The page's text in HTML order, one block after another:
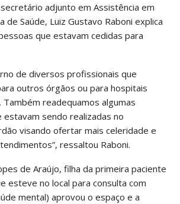
adjunto em Assistência em
de Saúde, Luiz Gustavo Raboni explica
que estavam cedidas para
de diversos profissionais que
outros órgãos ou para hospitais
Também readequamos algumas
estavam sendo realizadas no
visando ofertar mais celeridade e
ressaltou Raboni.
de Araújo, filha da primeira paciente
esteve no local para consulta com
mental) aprovou o espaço e a